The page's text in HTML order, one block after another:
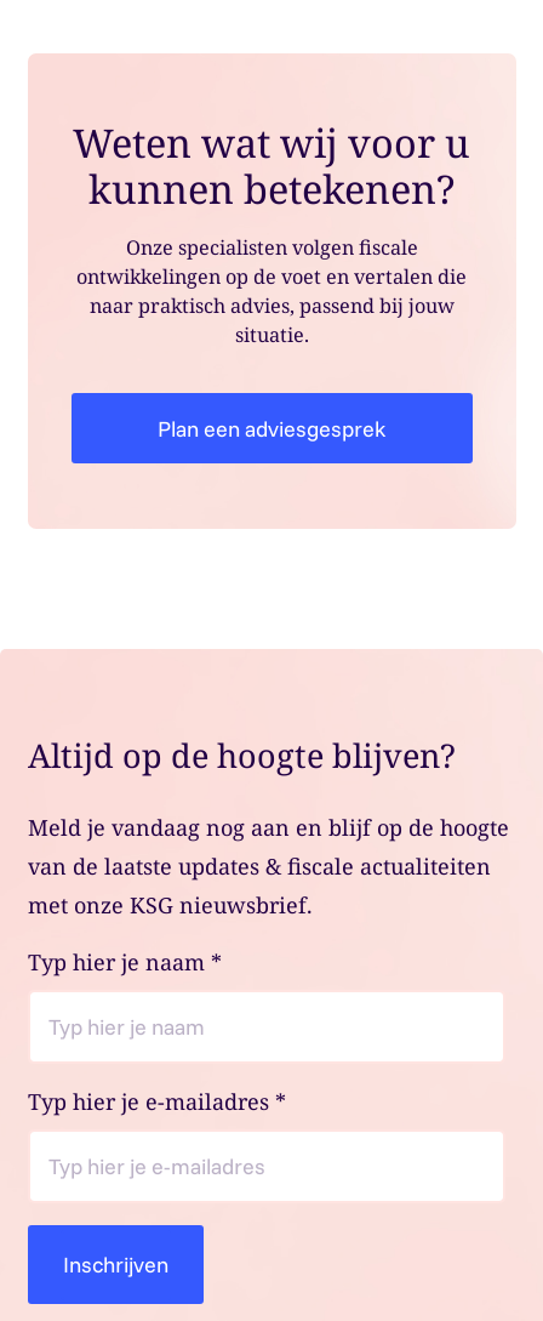
Weten wat wij voor u
kunnen betekenen?
Onze specialisten volgen fiscale
ontwikkelingen op de voet en vertalen die
naar praktisch advies, passend bij jouw
situatie.
Plan een adviesgesprek
Altijd op de hoogte blijven?
Meld je vandaag nog aan en blijf op de hoogte
van de laatste updates & fiscale actualiteiten
met onze KSG nieuwsbrief.
Typ hier je naam *
Typ hier je e-mailadres *